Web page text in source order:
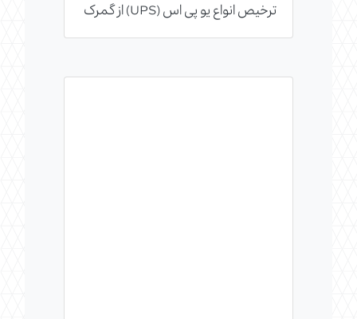
ترخیص انواع یو پی اس (UPS) از گمرک